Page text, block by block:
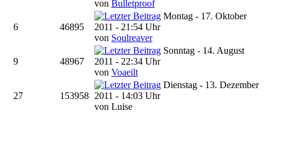
von Bulletproof
6 46895
Montag - 17. Oktober
2011 - 21:54 Uhr
von Soulreaver
9 48967
Sonntag - 14. August
2011 - 22:34 Uhr
von Voaeilt
27 153958
Dienstag - 13. Dezember
2011 - 14:03 Uhr
von Luise